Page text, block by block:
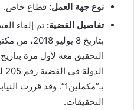
نوع جهة العمل: قطاع خاص.
تفاصيل القضية: تم إلقاء
بتاريخ 8
التحقيقات.